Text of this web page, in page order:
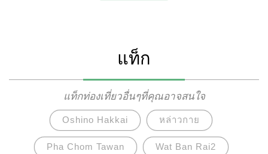
แท็ก
แท็กท่องเที่ยวอื่นๆที่คุณอาจสนใจ
Oshino Hakkai หล่าวกาย
Pha Chom Tawan Wat Ban Rai2